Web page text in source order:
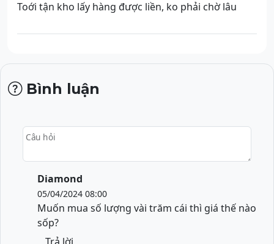
Toới tận kho lấy hàng được liền, ko phải chờ lâu
Bình luận
Câu hỏi
Diamond
05/04/2024 08:00
Muốn mua số lượng vài trăm cái thì giá thế nào
sốp?